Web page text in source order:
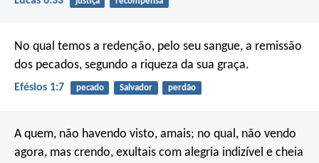
No qual temos a redenção, pelo seu sangue, a remissão
dos pecados, segundo a riqueza da sua graça.
Efésios 1:7 pecado Salvador perdão
A quem, não havendo visto, amais; no qual, não vendo
agora, mas crendo, exultais com alegria indizível e cheia